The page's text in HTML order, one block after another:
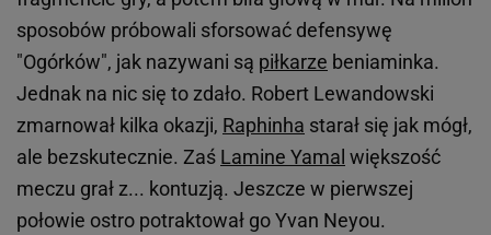
sposobów próbowali sforsować defensywę
"Ogórków", jak nazywani są piłkarze beniaminka.
Jednak na nic się to zdało. Robert Lewandowski
zmarnował kilka okazji, Raphinha starał się jak mógł,
ale bezskutecznie. Zaś Lamine Yamal większość
meczu grał z... kontuzją. Jeszcze w pierwszej
połowie ostro potraktował go Yvan Neyou.